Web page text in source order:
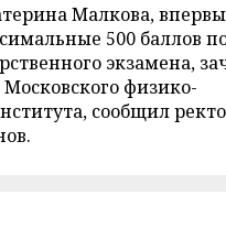
Малкова,
500 баллов
экзамена,
физико-
сообщил